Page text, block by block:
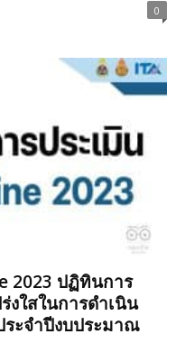
0
2023 ปฏิทินการ
ใสในการดำเนิน
ะจำปีงบประมาณ